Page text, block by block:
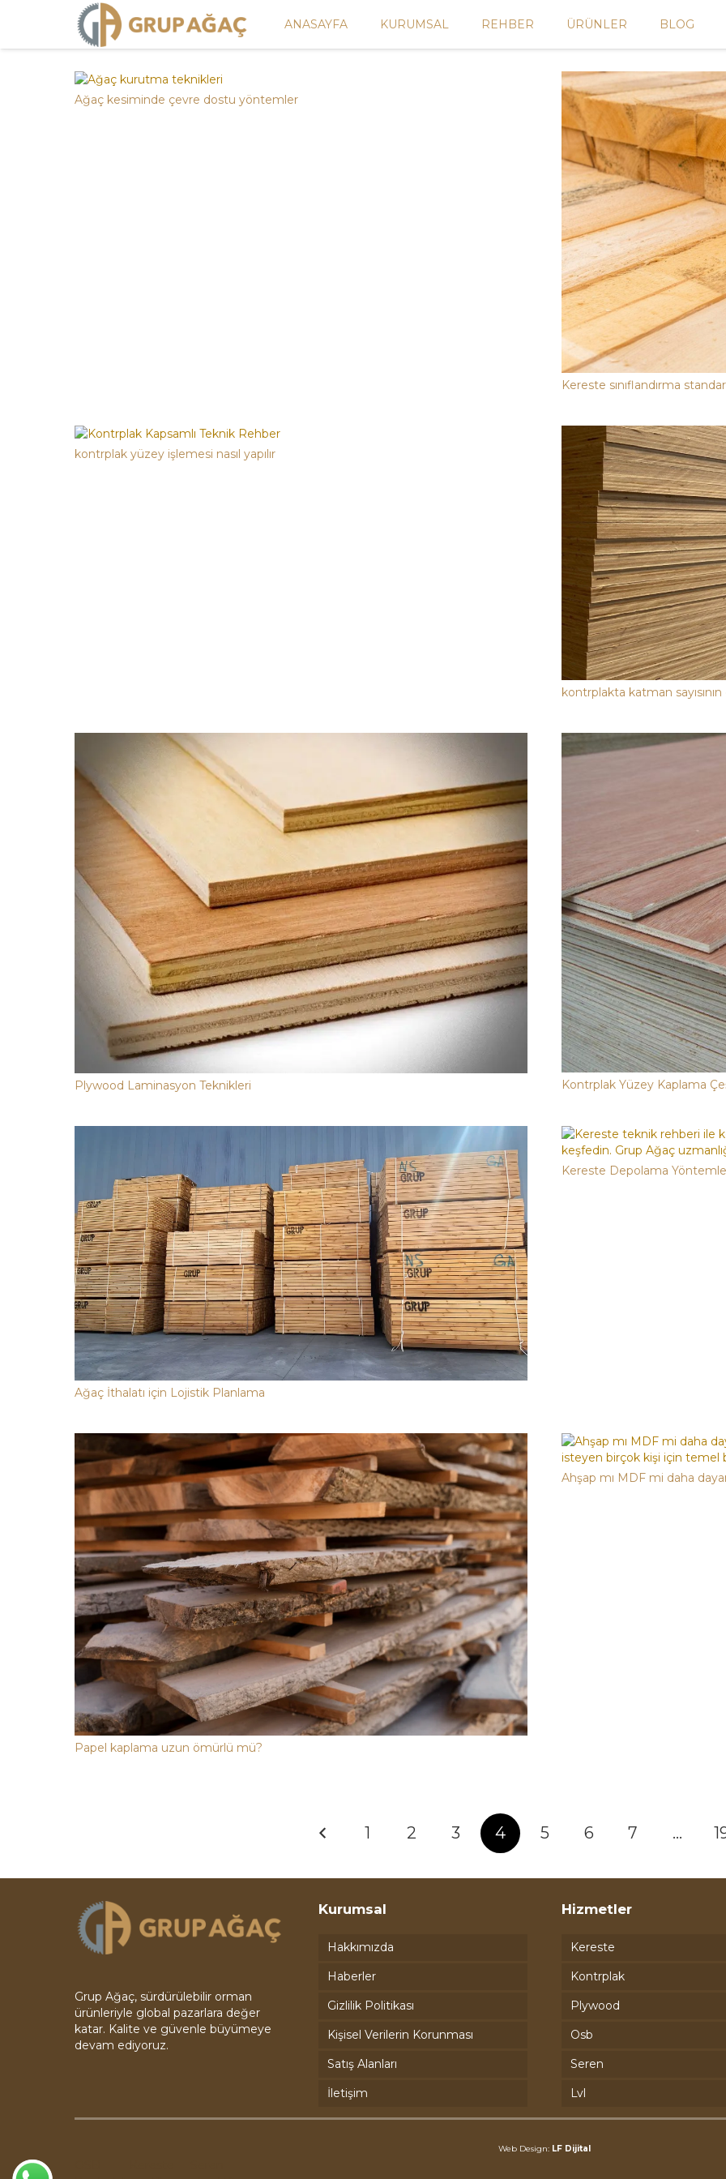
ANASAYFA KURUMSAL REHBER ÜRÜNLER BLOG
Ağaç kesiminde çevre dostu yöntemler
Kereste sınıflandırma
kontrplak yüzey işlemesi nasıl yapılır
kontrplakta katman
Plywood Laminasyon Teknikleri Kontrplak Yüzey Kaplama
Ağaç İthalatı için Lojistik Planlama
Kereste Depolama
Papel kaplama uzun ömürlü mü?
Ahşap mı MDF mi daha
1 2 3 4 5 6 7 …
Grup Ağaç, sürdürülebilir orman
ürünleriyle global pazarlara değer
katar. Kalite ve güvenle büyümeye
devam ediyoruz.
Kurumsal
Hakkımızda
Haberler
Gizlilik Politikası
Kişisel Verilerin Korunması
Satış Alanları
İletişim
Hizmetler
Kereste
Kontrplak
Plywood
Osb
Seren
Lvl
Web Design: LF Dijital